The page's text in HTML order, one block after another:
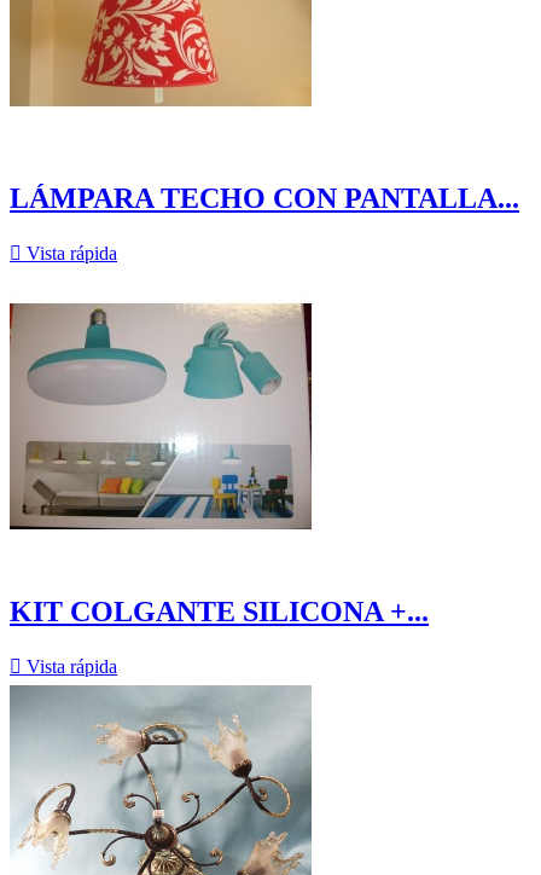
LÁMPARA TECHO CON PANTALLA...
 Vista rápida
KIT COLGANTE SILICONA +...
 Vista rápida